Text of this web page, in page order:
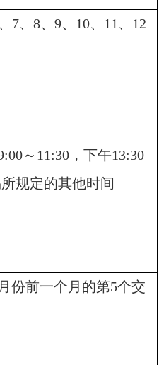
7、 8、 9、 10、 11 、 12
～ 11:30，下午13:30
规定的其他时间
份前一个月的第5个交